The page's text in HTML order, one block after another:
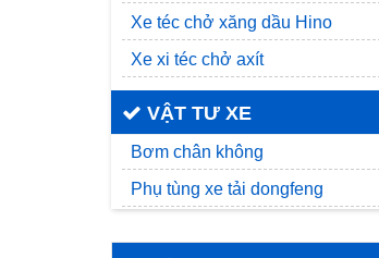
Xe téc chở xăng dầu Hino
Xe xi téc chở axít
VẬT TƯ XE
Bơm chân không
Phụ tùng xe tải dongfeng